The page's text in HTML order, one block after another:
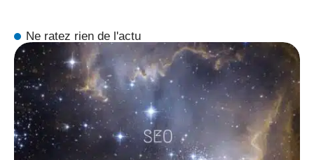
Ne ratez rien de l'actu